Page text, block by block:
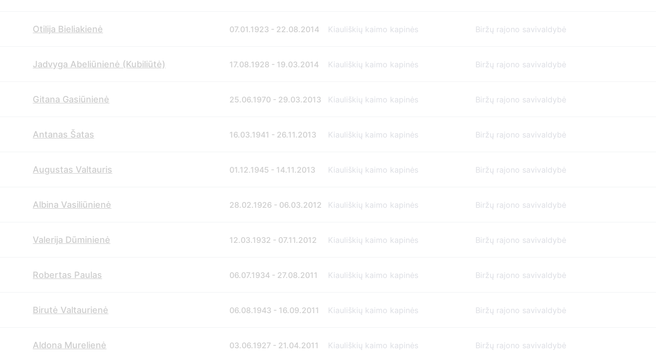
Otilija Bieliakienė 07.01.1923 - 22.08.2014 Kiauliškių kaimo kapinės Biržų rajono savivaldybė
Jadvyga Abeliūnienė (Kubiliūtė) 17.08.1928 - 19.03.2014 Kiauliškių kaimo kapinės Biržų rajono savivaldybė
Gitana Gasiūnienė 25.06.1970 - 29.03.2013 Kiauliškių kaimo kapinės Biržų rajono savivaldybė
Antanas Šatas 16.03.1941 - 26.11.2013 Kiauliškių kaimo kapinės Biržų rajono savivaldybė
Augustas Valtauris 01.12.1945 - 14.11.2013 Kiauliškių kaimo kapinės Biržų rajono savivaldybė
Albina Vasiliūnienė 28.02.1926 - 06.03.2012 Kiauliškių kaimo kapinės Biržų rajono savivaldybė
Valerija Dūminienė 12.03.1932 - 07.11.2012 Kiauliškių kaimo kapinės Biržų rajono savivaldybė
Robertas Paulas 06.07.1934 - 27.08.2011 Kiauliškių kaimo kapinės Biržų rajono savivaldybė
Birutė Valtaurienė 06.08.1943 - 16.09.2011 Kiauliškių kaimo kapinės Biržų rajono savivaldybė
Aldona Murelienė 03.06.1927 - 21.04.2011 Kiauliškių kaimo kapinės Biržų rajono savivaldybė